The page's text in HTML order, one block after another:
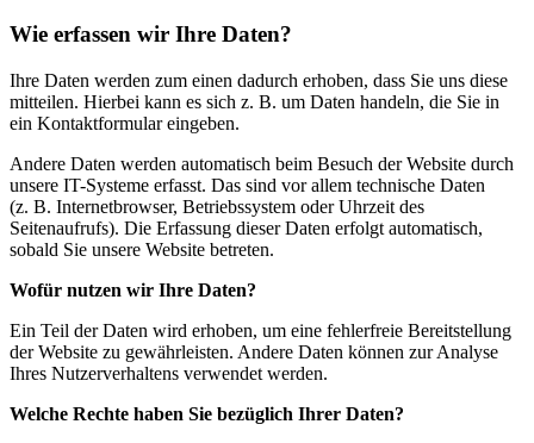
Wie erfassen wir Ihre Daten?
Ihre Daten werden zum einen dadurch erhoben, dass Sie uns diese
mitteilen. Hierbei kann es sich z. B. um Daten handeln, die Sie in
ein Kontaktformular eingeben.
Andere Daten werden automatisch beim Besuch der Website durch
unsere IT-Systeme erfasst. Das sind vor allem technische Daten
(z. B. Internetbrowser, Betriebssystem oder Uhrzeit des
Seitenaufrufs). Die Erfassung dieser Daten erfolgt automatisch,
sobald Sie unsere Website betreten.
Wofür nutzen wir Ihre Daten?
Ein Teil der Daten wird erhoben, um eine fehlerfreie Bereitstellung
der Website zu gewährleisten. Andere Daten können zur Analyse
Ihres Nutzerverhaltens verwendet werden.
Welche Rechte haben Sie bezüglich Ihrer Daten?